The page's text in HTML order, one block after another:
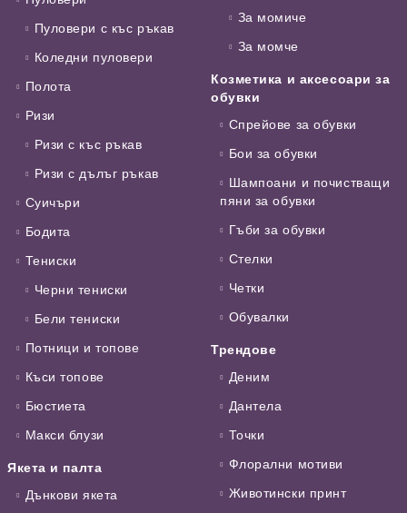
Пуловери с къс ръкав
Коледни пуловери
Полота
Ризи
Ризи с къс ръкав
Ризи с дълъг ръкав
Суичъри
Бодита
Тениски
Черни тениски
Бели тениски
Потници и топове
Къси топове
Бюстиета
Макси блузи
Якета и палта
Дънкови якета
За момиче
За момче
Козметика и аксесоари за
обувки
Спрейове за обувки
Бои за обувки
Шампоани и почистващи
пяни за обувки
Гъби за обувки
Стелки
Четки
Обувалки
Трендове
Деним
Дантела
Точки
Флорални мотиви
Животински принт